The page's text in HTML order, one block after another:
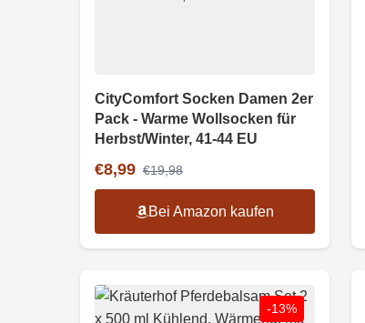
CityComfort Socken Damen 2er
Pack - Warme Wollsocken für
Herbst/Winter, 41-44 EU
€8,99 €19,98
Bei Amazon kaufen
-13%